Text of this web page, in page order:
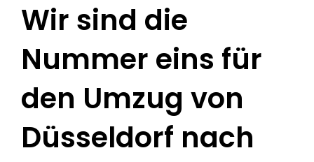
Wir sind die
Nummer eins für
den Umzug von
Düsseldorf nach